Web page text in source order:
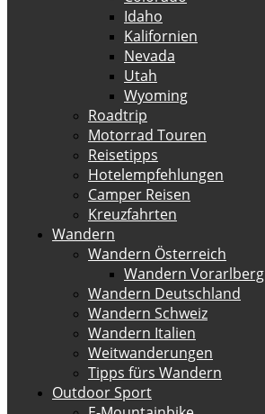
Idaho
Kalifornien
Nevada
Utah
Wyoming
Roadtrip
Motorrad Touren
Reisetipps
Hotelempfehlungen
Camper Reisen
Kreuzfahrten
Wandern
Wandern Österreich
Wandern Vorarlberg
Wandern Deutschland
Wandern Schweiz
Wandern Italien
Weitwanderungen
Tipps fürs Wandern
Outdoor Sport